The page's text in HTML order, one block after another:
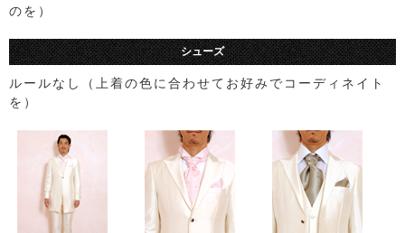
のを）
シューズ
ルールなし（上着の色に合わせてお好みでコーディネイト
を）